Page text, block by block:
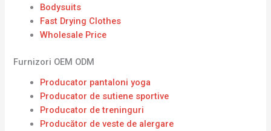
Bodysuits
Fast Drying Clothes
Wholesale Price
Furnizori OEM ODM
Producator pantaloni yoga
Producator de sutiene sportive
Producator de treninguri
Producător de veste de alergare